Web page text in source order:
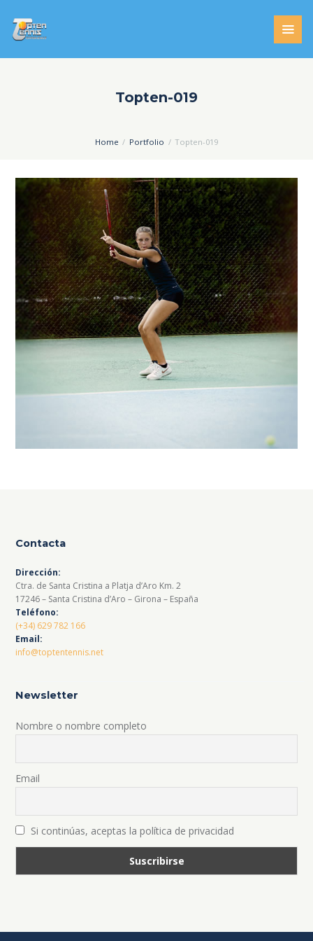
Topten-019
Home Portfolio Topten-019
Contacta
Dirección:
Ctra. de Santa Cristina a Platja d’Aro Km. 2
17246 – Santa Cristina d’Aro – Girona – España
Teléfono:
(+34) 629 782 166
Email:
info@toptentennis.net
Newsletter
Nombre o nombre completo
Email
Si continúas, aceptas la política de privacidad